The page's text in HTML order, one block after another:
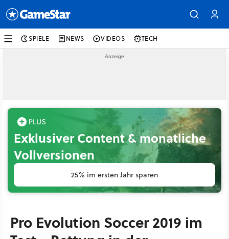
SPIELE NEWS VIDEOS TECH
Exklusiver Content & monatliche
Vollversionen
25% im ersten Jahr sparen
Pro Evolution Soccer 2019 im